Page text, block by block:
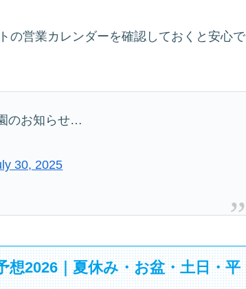
の営業カレンダーを確認しておくと安心で
のお知らせ…
30, 2025
2026｜夏休み・お盆・土日・平